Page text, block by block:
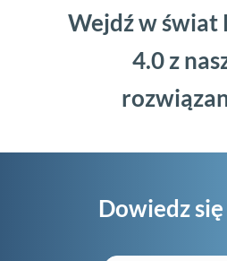
Wejdź w świat
4.0 z
Dowiedz